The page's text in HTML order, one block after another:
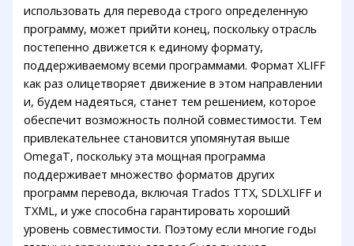
использовать для перевода строго определенную
программу, может прийти конец, поскольку отрасль
постепенно движется к единому формату,
поддерживаемому всеми программами. Формат XLIFF
как раз олицетворяет движение в этом направлении
и, будем надеяться, станет тем решением, которое
обеспечит возможность полной совместимости. Тем
привлекательнее становится упомянутая выше
OmegaT, поскольку эта мощная программа
поддерживает множество форматов других
программ перевода, включая Trados TTX, SDLXLIFF и
TXML, и уже способна гарантировать хороший
уровень совместимости. Поэтому если многие годы